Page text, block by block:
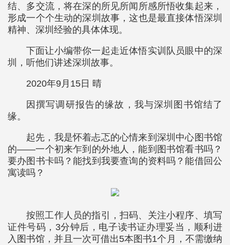
结、多交流，将在深的所见所闻所感所悟收集起来，
形成一个个生动的深圳故事，这也是最直接体悟深圳
精神、深圳经验的具体体现。
下面让小编带你一起走近体悟实训队员眼中的深
圳，听他们讲述深圳故事。
2020年9月15日 晴
因撰写调研报告的缘故，我与深圳图书馆结了
缘。
起先，我是怀着忐忑的心情来到深圳中心图书馆
的——一个初来乍到的外地人，能到图书馆看书吗？
要办图书卡吗？能找到我要查询的资料吗？能借回公
寓读吗？
按照工作人员的指引，扫码、关注小程序、填写
证件号码，3分钟后，电子读书证办理妥当，顺利进
入图书馆，并且一次可借出5本图书1个月，不需缴纳